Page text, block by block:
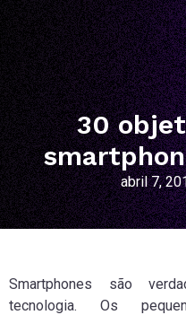
30
abril 7,
Smartphones são
tecnologia. Os